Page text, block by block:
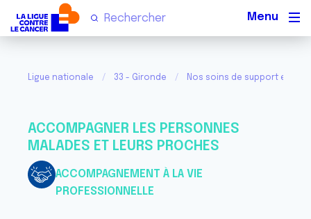
Ligue nationale 33 - Gironde Nos soins de support et
ACCOMPAGNER LES PERSONNES
MALADES ET LEURS PROCHES
ACCOMPAGNEMENT À LA VIE
PROFESSIONNELLE